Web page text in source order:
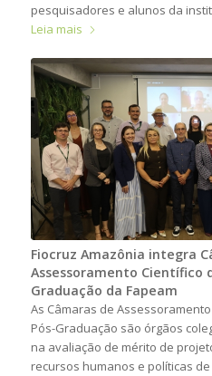
pesquisadores e alunos da
Leia mais
Fiocruz Amazônia integra
Assessoramento Científico
Graduação da Fapeam
As Câmaras de
Pós-Graduação são órgãos
na avaliação de mérito de
recursos humanos e políticas